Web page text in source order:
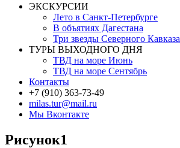
ЭКСКУРСИИ
Лето в Санкт-Петербурге
В объятиях Дагестана
Три звезды Северного Кавказа
ТУРЫ ВЫХОДНОГО ДНЯ
ТВД на море Июнь
ТВД на море Сентябрь
Контакты
+7 (910) 363-73-49
milas.tur@mail.ru
Мы Вконтакте
Рисунок1